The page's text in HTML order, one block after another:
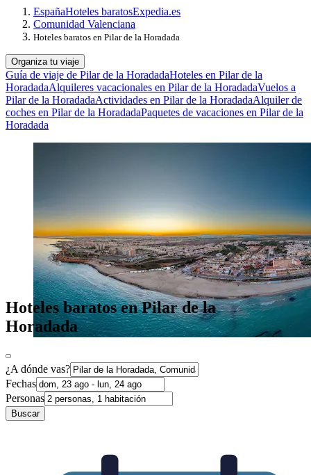
EspañaHoteles baratosExpedia.es
Comunidad Valenciana
Hoteles baratos en Pilar de la Horadada
Organiza tu viaje
Guía de viaje de Pilar de la HoradadaHoteles en Pilar de la
HoradadaAlquileres vacacionales en Pilar de la HoradadaVuelos a
Pilar de la HoradadaActividades en Pilar de la HoradadaAlquiler de
coches en Pilar de la HoradadaPaquetes de vacaciones en Pilar de la
Horadada
Hoteles baratos en Pilar de la
Horadada
¿A dónde vas?
Fechas
Personas
Buscar